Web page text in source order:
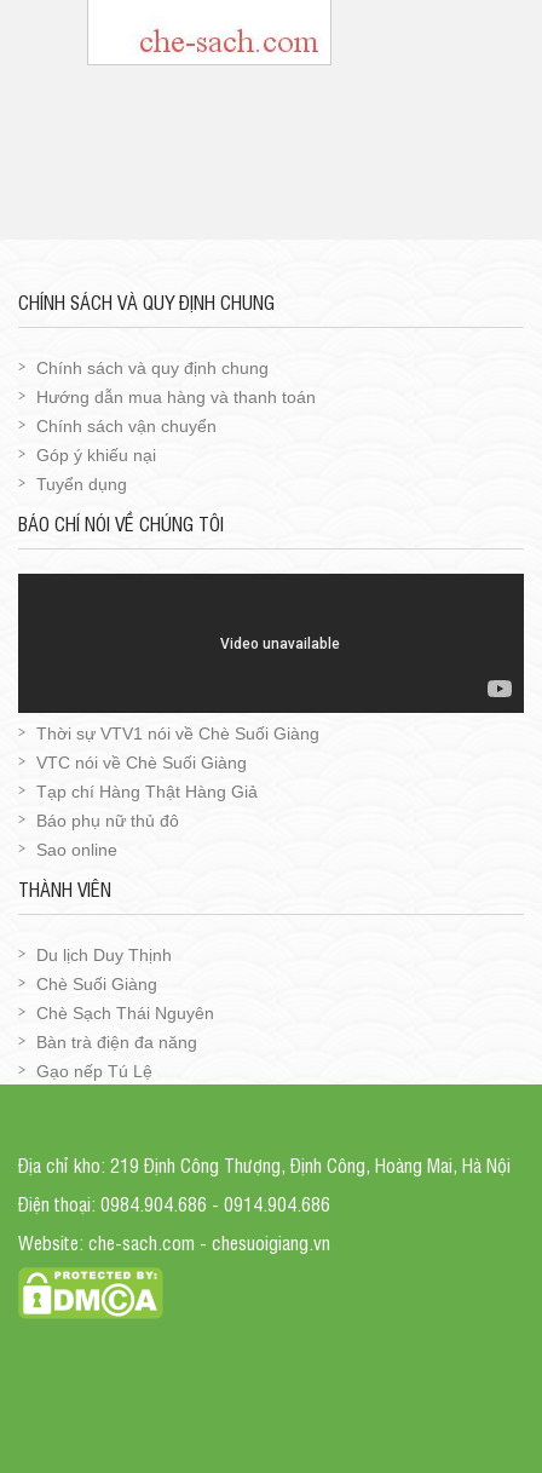
CHÍNH SÁCH VÀ QUY ĐỊNH CHUNG
Chính sách và quy định chung
Hướng dẫn mua hàng và thanh toán
Chính sách vận chuyển
Góp ý khiếu nại
Tuyển dụng
BÁO CHÍ NÓI VỀ CHÚNG TÔI
Thời sự VTV1 nói về Chè Suối Giàng
VTC nói về Chè Suối Giàng
Tạp chí Hàng Thật Hàng Giả
Báo phụ nữ thủ đô
Sao online
THÀNH VIÊN
Du lịch Duy Thịnh
Chè Suối Giàng
Chè Sạch Thái Nguyên
Bàn trà điện đa năng
Gạo nếp Tú Lệ
Địa chỉ kho: 219 Định Công Thượng, Định Công, Hoàng Mai, Hà Nội
Điện thoại: 0984.904.686 - 0914.904.686
Website: che-sach.com - chesuoigiang.vn